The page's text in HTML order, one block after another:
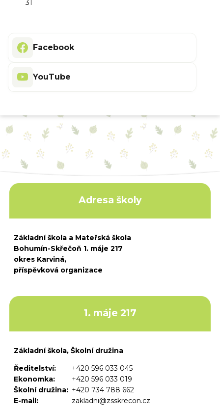
31
Facebook
YouTube
Adresa školy
Základní škola a Mateřská škola
Bohumín-Skřečoň 1. máje 217
okres Karviná,
příspěvková organizace
1. máje 217
Základní škola, Školní družina
Ředitelství:
+420 596 033 045
Ekonomka:
+420 596 033 019
Školní družina: +420 734 788 662
E-mail:
zakladni@zsskrecon.cz